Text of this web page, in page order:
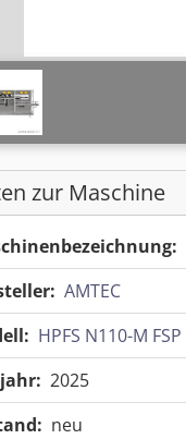
zur Maschine
AMTEC
HPFS N110-M FSP
2025
neu